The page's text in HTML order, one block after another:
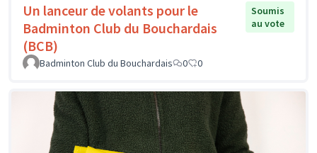
Un lanceur de volants pour le
Badminton Club du Bouchardais
(BCB)
Soumis
au vote
Badminton Club du Bouchardais 0 0